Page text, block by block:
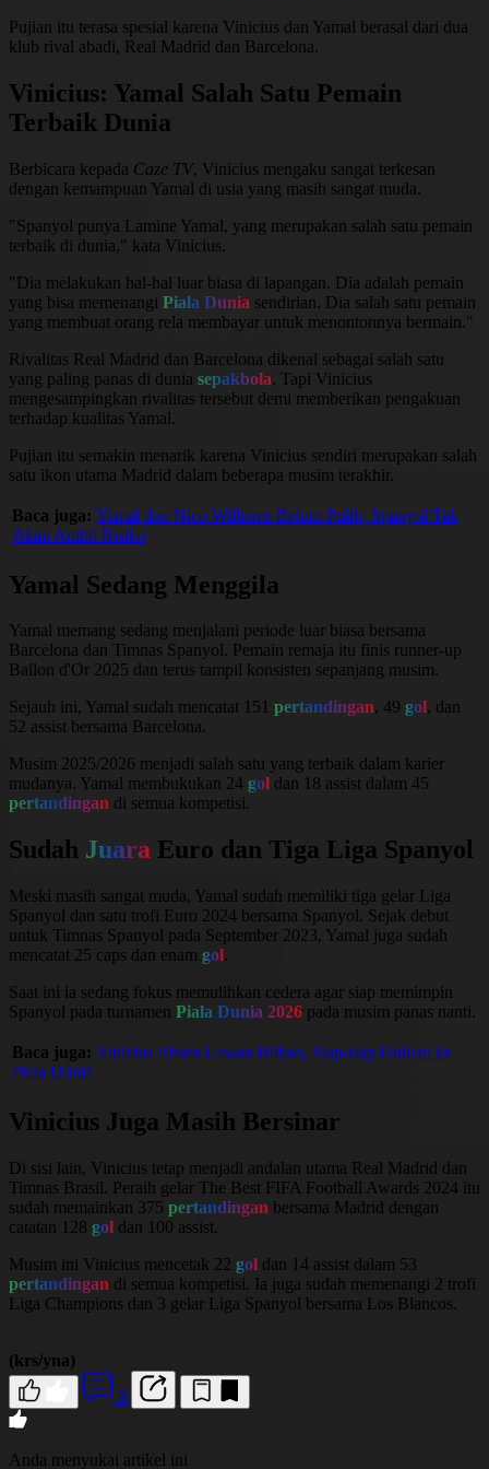
Pujian itu terasa spesial karena Vinicius dan Yamal berasal dari dua
klub rival abadi, Real Madrid dan Barcelona.
Vinicius: Yamal Salah Satu Pemain
Terbaik Dunia
Berbicara kepada Caze TV, Vinicius mengaku sangat terkesan
dengan kemampuan Yamal di usia yang masih sangat muda.
"Spanyol punya Lamine Yamal, yang merupakan salah satu pemain
terbaik di dunia," kata Vinicius.
"Dia melakukan hal-hal luar biasa di lapangan. Dia adalah pemain
yang bisa memenangi Piala Dunia sendirian. Dia salah satu pemain
yang membuat orang rela membayar untuk menontonnya bermain."
Rivalitas Real Madrid dan Barcelona dikenal sebagai salah satu
yang paling panas di dunia sepakbola. Tapi Vinicius
mengesampingkan rivalitas tersebut demi memberikan pengakuan
terhadap kualitas Yamal.
Pujian itu semakin menarik karena Vinicius sendiri merupakan salah
satu ikon utama Madrid dalam beberapa musim terakhir.
Baca juga: Yamal dan Nico Williams Belum Pulih, Spanyol Tak
Akan Ambil Risiko
Yamal Sedang Menggila
Yamal memang sedang menjalani periode luar biasa bersama
Barcelona dan Timnas Spanyol. Pemain remaja itu finis runner-up
Ballon d'Or 2025 dan terus tampil konsisten sepanjang musim.
Sejauh ini, Yamal sudah mencatat 151 pertandingan, 49 gol, dan
52 assist bersama Barcelona.
Musim 2025/2026 menjadi salah satu yang terbaik dalam karier
mudanya. Yamal membukukan 24 gol dan 18 assist dalam 45
pertandingan di semua kompetisi.
Sudah Juara Euro dan Tiga Liga Spanyol
Meski masih sangat muda, Yamal sudah memiliki tiga gelar Liga
Spanyol dan satu trofi Euro 2024 bersama Spanyol. Sejak debut
untuk Timnas Spanyol pada September 2023, Yamal juga sudah
mencatat 25 caps dan enam gol
Saat ini ia sedang fokus memulihkan cedera agar siap memimpin
Spanyol pada turnamen Piala Dunia 2026 pada musim panas nanti.
Baca juga: Vinicius Absen Lawan Bilbao, Siap-siap Duluan ke
Piala Dunia
Vinicius Juga Masih Bersinar
Di sisi lain, Vinicius tetap menjadi andalan utama Real Madrid dan
Timnas Brasil. Peraih gelar The Best FIFA Football Awards 2024 itu
sudah memainkan 375 pertandingan bersama Madrid dengan
catatan 128 gol dan 100 assist.
Musim ini Vinicius mencetak 22 gol dan 14 assist dalam 53
pertandingan di semua kompetisi. Ia juga sudah memenangi 2 trofi
Liga Champions dan 3 gelar Liga Spanyol bersama Los Blancos.
(krs/yna)
0
Anda menyukai artikel ini